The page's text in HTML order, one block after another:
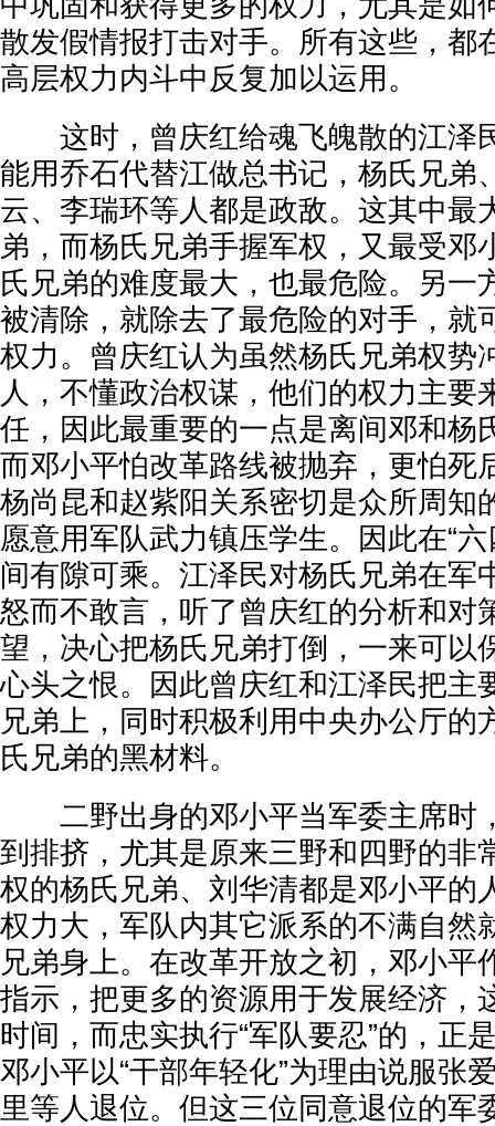
散发假情报打击对手。所有这些，都
高层权力内斗中反复加以运用。
这时，曾庆红给魂飞魄散的江泽
能用乔石代替江做总书记，杨氏兄弟
云、李瑞环等人都是政敌。这其中最
弟，而杨氏兄弟手握军权，又最受邓
氏兄弟的难度最大，也最危险。另一
被清除，就除去了最危险的对手，就
权力。曾庆红认为虽然杨氏兄弟权势
人，不懂政治权谋，他们的权力主要
任，因此最重要的一点是离间邓和杨
而邓小平怕改革路线被抛弃，更怕死
杨尚昆和赵紫阳关系密切是众所周知
愿意用军队武力镇压学生。因此在“
间有隙可乘。江泽民对杨氏兄弟在军
怒而不敢言，听了曾庆红的分析和对
望，决心把杨氏兄弟打倒，一来可以
心头之恨。因此曾庆红和江泽民把主
兄弟上，同时积极利用中央办公厅的
氏兄弟的黑材料。
二野出身的邓小平当军委主席时
到排挤，尤其是原来三野和四野的非
权的杨氏兄弟、刘华清都是邓小平的
权力大，军队内其它派系的不满自然
兄弟身上。在改革开放之初，邓小平
指示，把更多的资源用于发展经济，
时间，而忠实执行“军队要忍”的，正
邓小平以“干部年轻化”为理由说服张
里等人退位。但这三位同意退位的军